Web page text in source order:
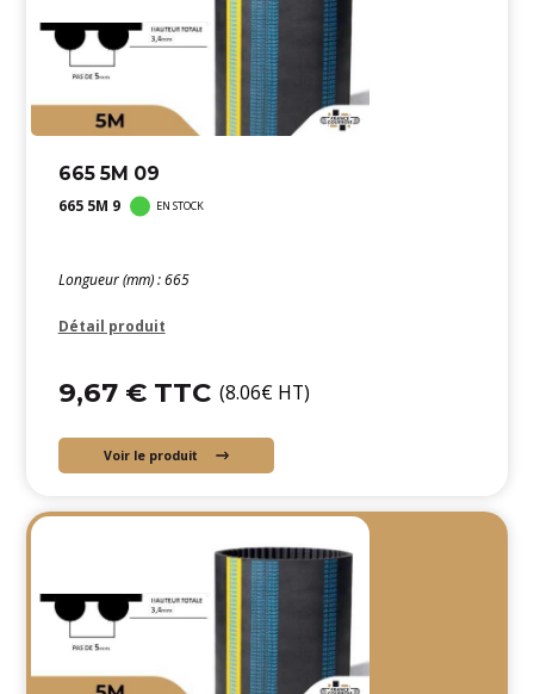
665 5M 09
665 5M 9 EN STOCK
Longueur (mm) : 665
Détail produit
9,67 € TTC (8.06€ HT)
Voir le produit